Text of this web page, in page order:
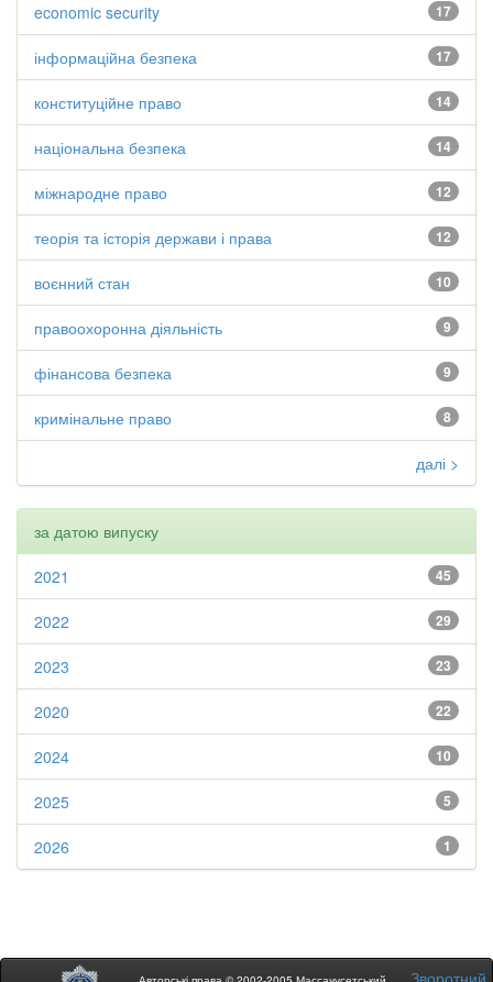
17
economic security
17
інформаційна безпека
14
конституційне право
14
національна безпека
12
міжнародне право
12
теорія та історія держави і права
10
воєнний стан
9
правоохоронна діяльність
9
фінансова безпека
8
кримінальне право
далі >
за датою випуску
45
2021
29
2022
23
2023
22
2020
10
2024
5
2025
1
2026
Зворотний